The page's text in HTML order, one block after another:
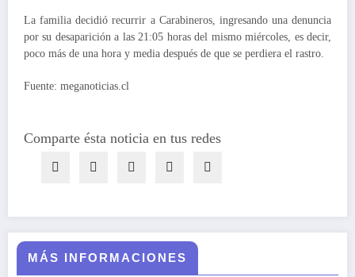
La familia decidió recurrir a Carabineros, ingresando una denuncia
por su desaparición a las 21:05 horas del mismo miércoles, es decir,
poco más de una hora y media después de que se perdiera el rastro.
Fuente: meganoticias.cl
Comparte ésta noticia en tus redes
MÁS INFORMACIONES